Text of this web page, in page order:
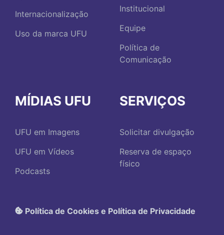
Internacionalização
Uso da marca UFU
Institucional
Equipe
Política de
Comunicação
MÍDIAS UFU
UFU em Imagens
UFU em Vídeos
Podcasts
SERVIÇOS
Solicitar divulgação
Reserva de espaço
físico
Política de Cookies e Política de Privacidade